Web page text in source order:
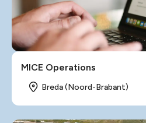
MICE Operations
Breda (Noord-Brabant)